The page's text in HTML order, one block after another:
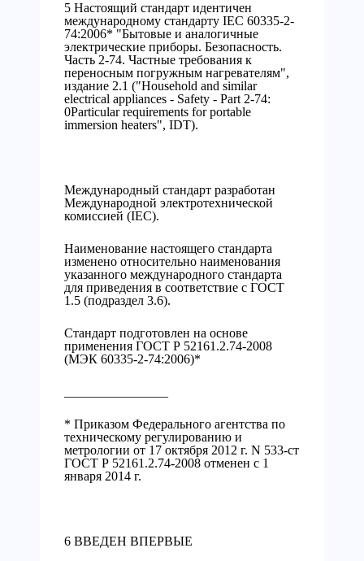
5 Настоящий стандарт идентичен
международному стандарту IEC 60335-2-
74:2006* "Бытовые и аналогичные
электрические приборы. Безопасность.
Часть 2-74. Частные требования к
переносным погружным нагревателям",
издание 2.1 ("Household and similar
electrical appliances - Safety - Part 2-74:
0Particular requirements for portable
immersion heaters", IDT).
Международный стандарт разработан
Международной электротехнической
комиссией (IEC).
Наименование настоящего стандарта
изменено относительно наименования
указанного международного стандарта
для приведения в соответствие с ГОСТ
1.5 (подраздел 3.6).
Стандарт подготовлен на основе
применения ГОСТ Р 52161.2.74-2008
(МЭК 60335-2-74:2006)*
* Приказом Федерального агентства по
техническому регулированию и
метрологии от 17 октября 2012 г. N 533-ст
ГОСТ Р 52161.2.74-2008 отменен с 1
января 2014 г.
6 ВВЕДЕН ВПЕРВЫЕ